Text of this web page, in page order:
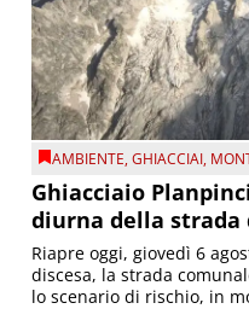
AMBIENTE,GHIACCIAI,
Ghiacciaio
diurna della strada
Riapre oggi, giovedì 6
discesa, la strada
lo scenario di rischio, in